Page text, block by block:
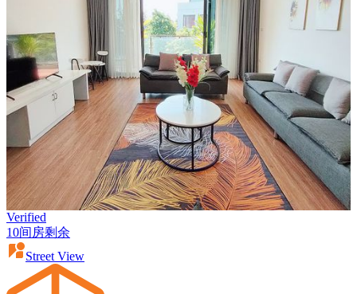
Verified
10间房剩余
Street View